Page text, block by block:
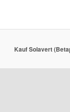
Kauf Solavert